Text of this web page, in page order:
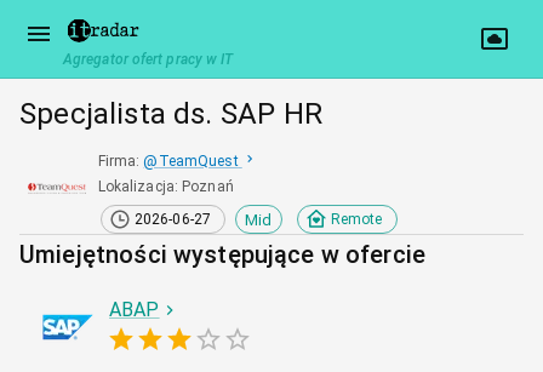
Agregator ofert pracy w IT
Specjalista ds. SAP HR
Firma: @ TeamQuest
Lokalizacja: Poznań
2026-06-27
Mid Remote
Umiejętności występujące w ofercie
ABAP